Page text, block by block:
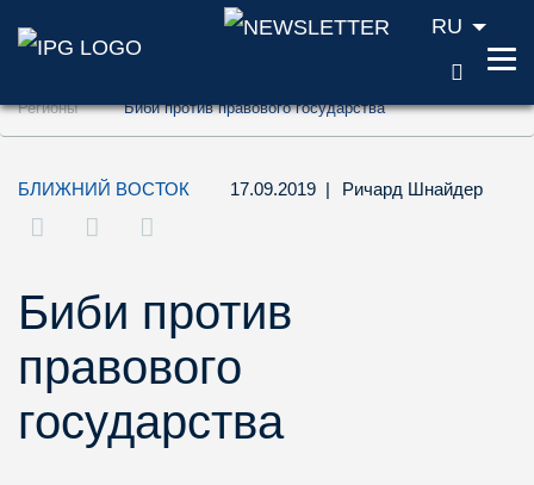
Перейти к содержанию (ключ доступа
Перейти к поиску (ключ доступа '2')
Перейти к навигации (ключ доступа '3')
RU
Регионы Биби против правового государства
БЛИЖНИЙ ВОСТОК 17.09.2019 | Ричард Шнайдер
Биби против
правового
государства